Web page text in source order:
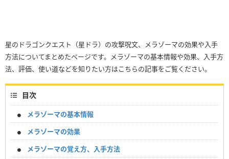
星のドラゴンクエスト（星ドラ）の攻撃呪文、メラゾーマの効果や入手
方法についてまとめたページです。メラゾーマの基本情報や効果、入手方
法、評価、使い道などを知りたい方はこちらの記事をご覧ください。
目次
メラゾーマの基本情報
メラゾーマの効果
メラゾーマの覚え方、入手方法